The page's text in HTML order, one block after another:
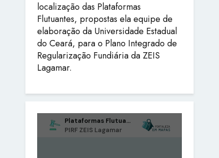
localização das Plataformas
Flutuantes, propostas ela equipe de
elaboração da Universidade Estadual
do Ceará, para o Plano Integrado de
Regularização Fundiária da ZEIS
Lagamar.